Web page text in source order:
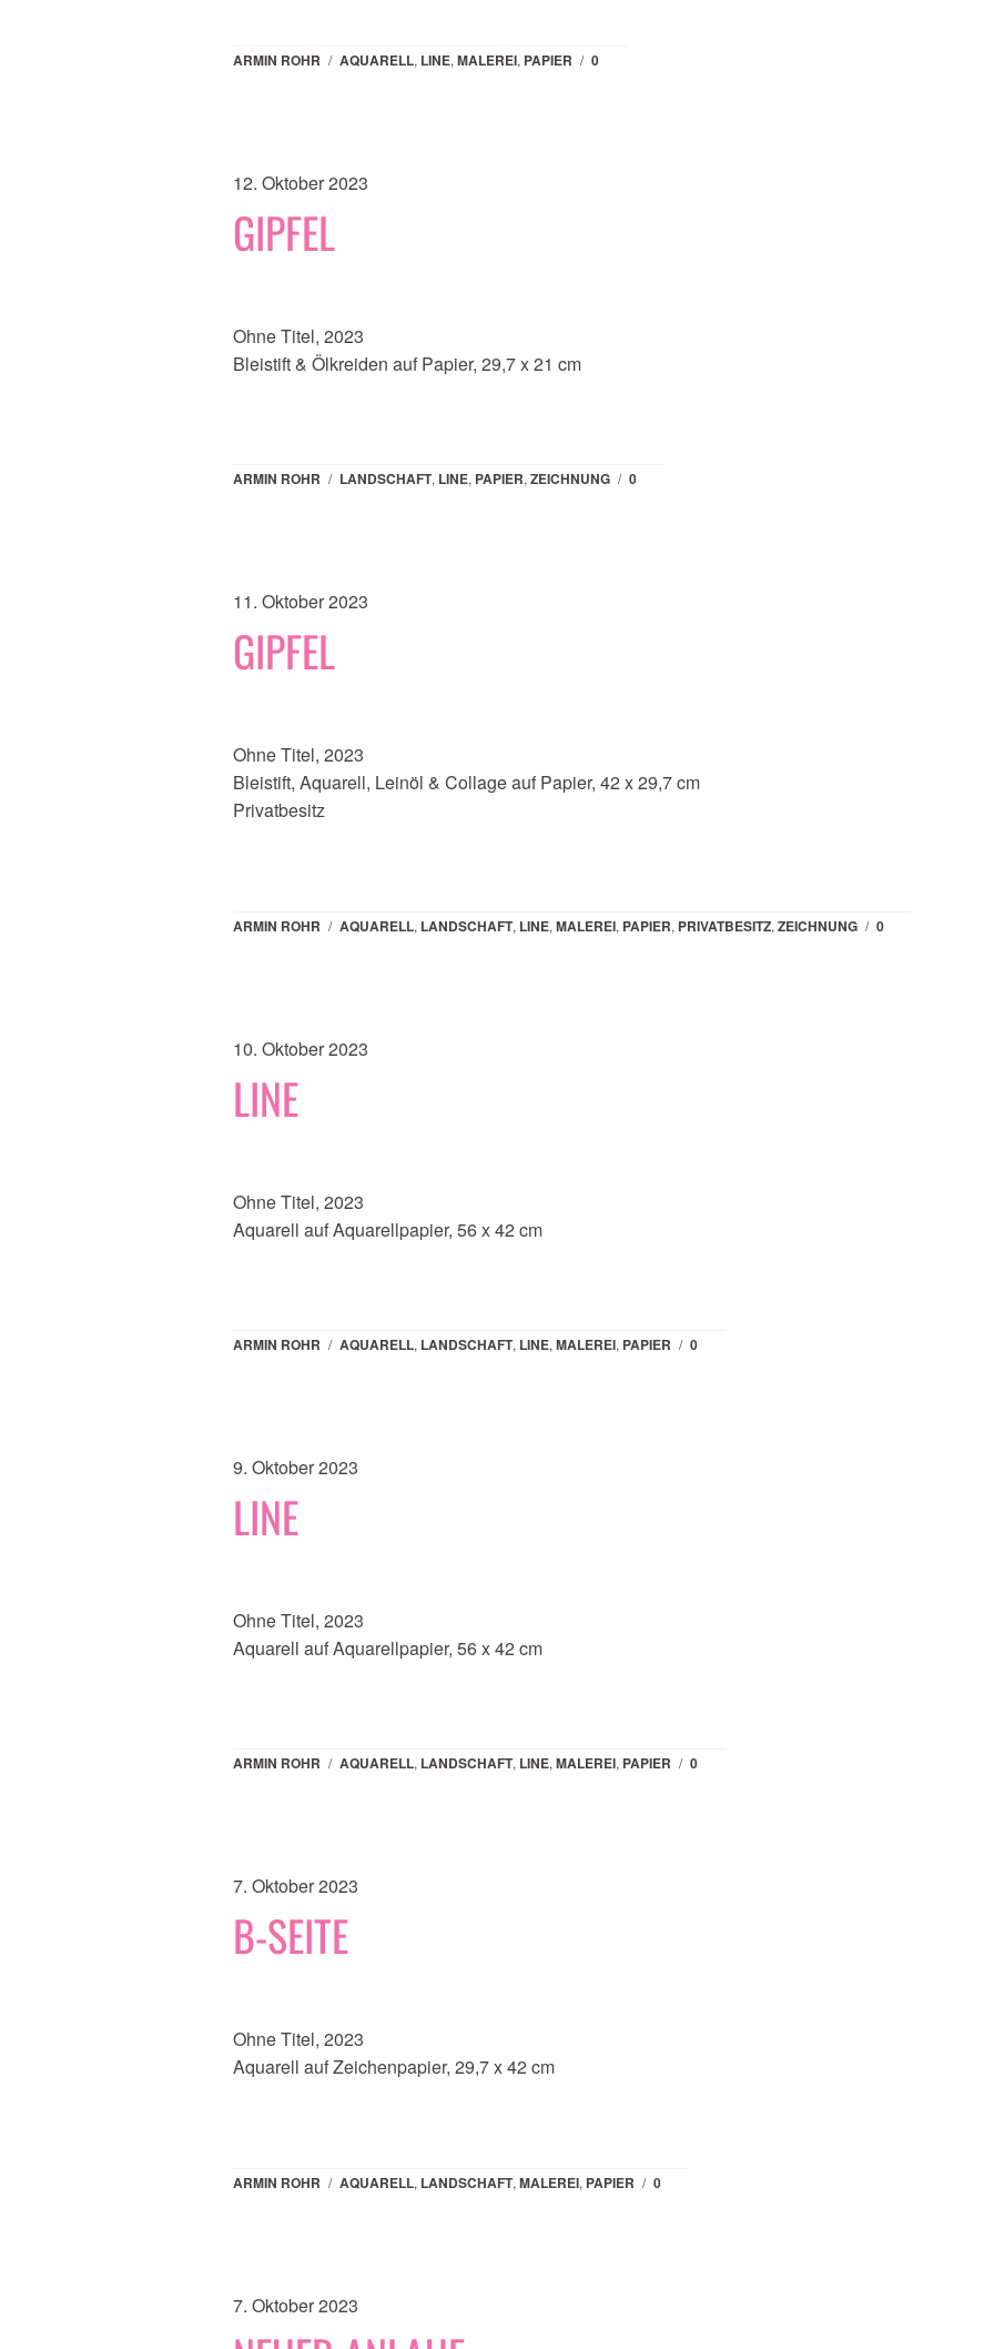
ARMIN ROHR / AQUARELL, LINE,MALEREI, PAPIER / 0
12. Oktober 2023
GIPFEL
Ohne Titel, 2023
Bleistift & Ölkreiden auf Papier, 29,7 x 21 cm
ARMIN ROHR / LANDSCHAFT, LINE, PAPIER,ZEICHNUNG / 0
11. Oktober 2023
GIPFEL
Ohne Titel, 2023
Bleistift, Aquarell, Leinöl & Collage auf Papier, 42 x 29,7 cm
Privatbesitz
ARMIN ROHR / AQUARELL, LANDSCHAFT, LINE,MALEREI, PAPIER, PRIVATBESITZ,ZEICHNUNG / 0
10. Oktober 2023
LINE
Ohne Titel, 2023
Aquarell auf Aquarellpapier, 56 x 42 cm
ARMIN ROHR / AQUARELL, LANDSCHAFT, LINE,MALEREI, PAPIER / 0
9. Oktober 2023
LINE
Ohne Titel, 2023
Aquarell auf Aquarellpapier, 56 x 42 cm
ARMIN ROHR / AQUARELL, LANDSCHAFT, LINE,MALEREI, PAPIER / 0
7. Oktober 2023
B-SEITE
Ohne Titel, 2023
Aquarell auf Zeichenpapier, 29,7 x 42 cm
ARMIN ROHR / AQUARELL, LANDSCHAFT,MALEREI, PAPIER / 0
7. Oktober 2023